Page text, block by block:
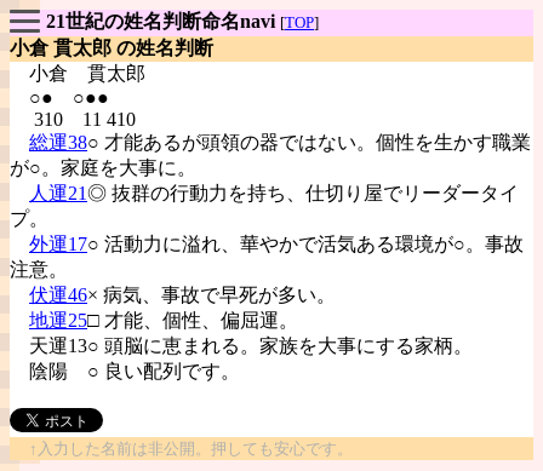
21世紀の姓名判断命名navi [TOP]
小倉 貫太郎 の姓名判断
小倉 貫太郎
○● ○●●
310 11 410
総運38○ 才能あるが頭領の器ではない。個性を生かす職業
が○。家庭を大事に。
人運21◎ 抜群の行動力を持ち、仕切り屋でリーダータイ
プ。
外運17○ 活動力に溢れ、華やかで活気ある環境が○。事故
注意。
伏運46× 病気、事故で早死が多い。
地運25□ 才能、個性、偏屈運。
天運13○ 頭脳に恵まれる。家族を大事にする家柄。
陰陽 ○ 良い配列です。
↑入力した名前は非公開。押しても安心です。